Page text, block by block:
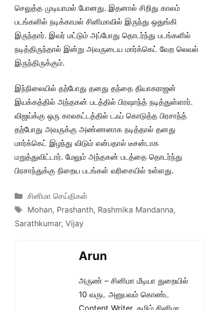
செலுத்த முடியாமல் போனது. இதனால் சிறிது காலம்
படங்களில் நடிக்காமல் சினிமாவில் இருந்து ஒதுங்கி
இருந்தார். இவர் மட்டும் அப்போது தொடர்ந்து படங்களில்
நடித்திருந்தால் இன்று அவருடைய மார்க்கெட் வேற லெவல்
இருந்திருக்கும்.
இந்நிலையில் தற்போது தனது தந்தை தியாகராஜன்
இயக்கத்தில் அந்தகன் படத்தில் பிரஷாந்த் நடித்துள்ளார்.
விஜய்க்கு ஒரு காலகட்டத்தில் டஃப் கொடுத்த பிரசாந்த்
தற்போது அவருக்கு அண்ணனாக நடித்தால் தனது
மார்க்கெட் இழந்து விடும் என்பதால் டீசன்டாக
மறுத்துவிட்டார். மேலும் அந்தகன் படத்தை தொடர்ந்து
பிரசாந்துக்கு நிறைய படங்கள் வரிசையில் உள்ளது.
Categories
சினிமா செய்திகள்
Tags
Mohan, Prashanth, Rashmika Mandanna,
Sarathkumar, Vijay
Arun
அருண் – சினிமா மீடியா துறையில்
10 வருட அனுபவம் கொண்ட
Content Writer. தமிழ் சினிமா,